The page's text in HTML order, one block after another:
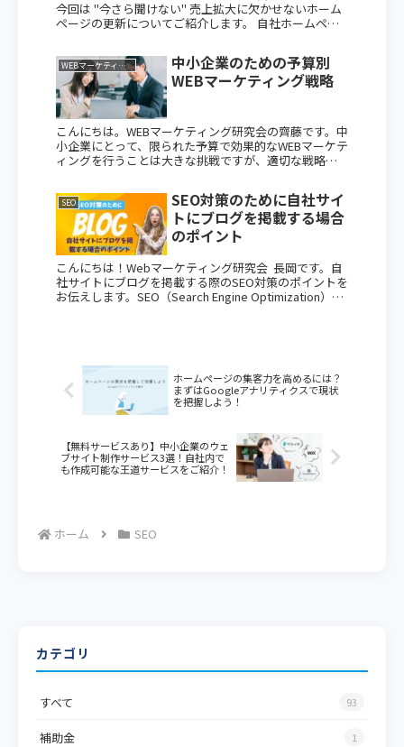
今回は "今さら聞けない" 売上拡大に欠かせないホーム
ページの更新についてご紹介します。 自社ホームペー
す。ホームページは企業の顔であり、顧...
WEBマーケティング
中小企業のための予算別
WEBマーケティング戦略
こんにちは。WEBマーケティング研究会の齊藤です。中
小企業にとって、限られた予算で効果的なWEBマーケテ
ィングを行うことは大きな挑戦ですが、適切な戦略を
SEO
SEO対策のために自社サイ
トにブログを掲載する場合
のポイント
こんにちは！Webマーケティング研究会 長岡です。自
社サイトにブログを掲載する際のSEO対策のポイントを
お伝えします。SEO（Search Engine Optimization）
ホームページの集客力を高めるには？
まずはGoogleアナリティクスで現状
を把握しよう！
【無料サービスあり】中小企業のウェ
ブサイト制作サービス3選！自社内で
も作成可能な王道サービスをご紹介！
ホーム SEO
カテゴリ
すべて 93
補助金 1